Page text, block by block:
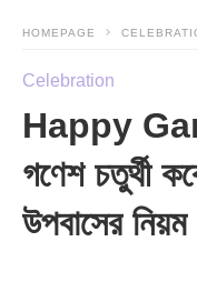
HOMEPAGE
Celebration
Happy
গণেশ চতুর্থী
উপবাসের